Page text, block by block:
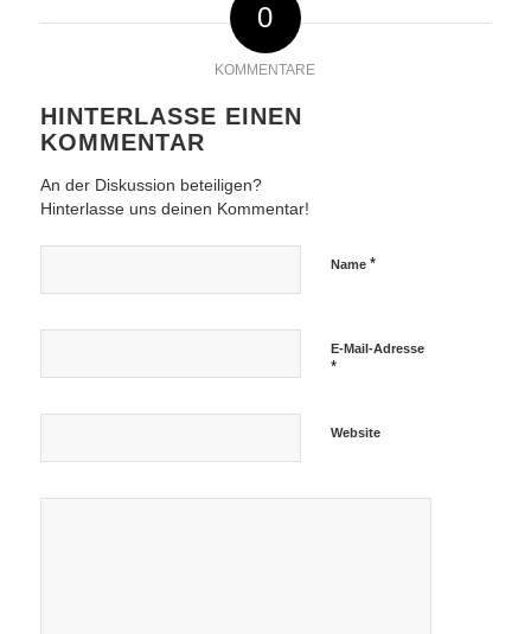
0
KOMMENTARE
HINTERLASSE EINEN
KOMMENTAR
An der Diskussion beteiligen?
Hinterlasse uns deinen Kommentar!
Name *
E-Mail-Adresse
*
Website